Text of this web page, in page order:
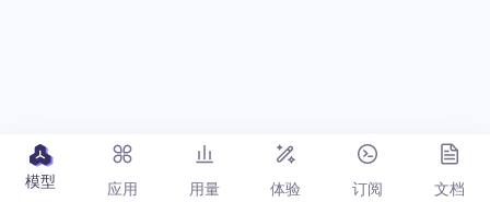
模型 应用 用量 体验 订阅 文档